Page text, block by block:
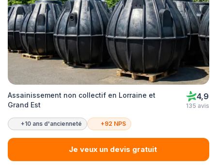
Assainissement non collectif en Lorraine et
Grand Est
4,9
135 avis
+10 ans d'ancienneté +92 NPS
Je veux un devis gratuit